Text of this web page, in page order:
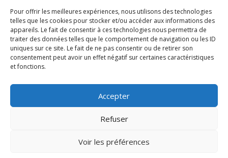
Pour offrir les meilleures expériences, nous utilisons des technologies
telles que les cookies pour stocker et/ou accéder aux informations des
appareils. Le fait de consentir à ces technologies nous permettra de
traiter des données telles que le comportement de navigation ou les ID
uniques sur ce site. Le fait de ne pas consentir ou de retirer son
consentement peut avoir un effet négatif sur certaines caractéristiques
et fonctions.
Accepter
Refuser
Voir les préférences
Av. Bourgmestre Jean-Materne, 45
5100 Jambes
Tel : 081/371.329.